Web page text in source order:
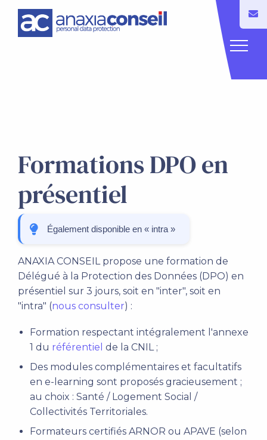
Formations DPO en
présentiel
Également disponible en « intra »
ANAXIA CONSEIL propose une formation de
Délégué à la Protection des Données (DPO) en
présentiel sur 3 jours, soit en "inter", soit en
"intra" (nous consulter) :
Formation respectant intégralement l'annexe
1 du référentiel de la CNIL ;
Des modules complémentaires et facultatifs
en e-learning sont proposés gracieusement ;
au choix : Santé / Logement Social /
Collectivités Territoriales.
Formateurs certifiés ARNOR ou APAVE (selon